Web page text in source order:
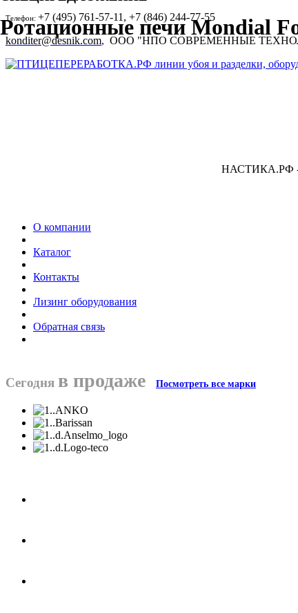
Телефон: +7 (495) 761-57-11, +7 (846) 244-77-55
konditer@desnik.com, ООО "НПО СОВРЕМЕННЫЕ
НАСТИКА.РФ
О компании
Каталог
Контакты
Лизинг оборудования
Обратная связь
Сегодня в продаже Посмотреть все марки
Ротационные печи Mondial